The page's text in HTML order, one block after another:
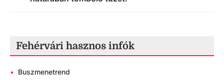
Fehérvári hasznos infók
• Buszmenetrend